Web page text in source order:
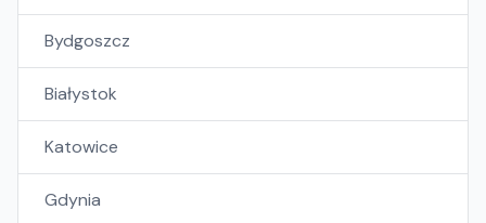
Bydgoszcz
Białystok
Katowice
Gdynia